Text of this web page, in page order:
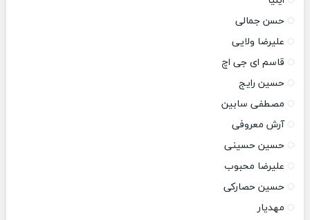
حسن جمالی
علیرضا ولایی
قاسم ای جی اچ
حسین رایج
مصطفی سابین
آرش معروفی
حسین حسینی
علیرضا محبوب
حسین حصارکی
مهدیار